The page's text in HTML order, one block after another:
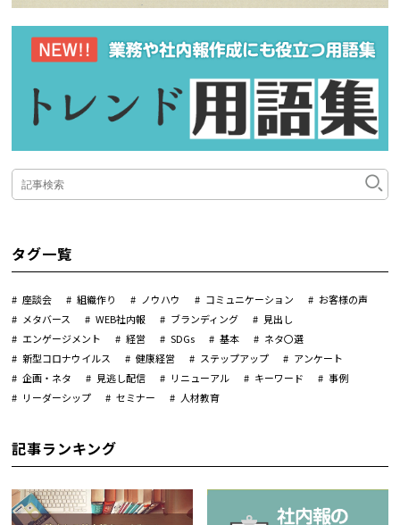
タグ一覧
座談会 組織作り ノウハウ コミュニケーション
お客様の声
メタバース
WEB社内報 ブランディング
見出し
エンゲージメント
経営 SDGs 基本
ネタ〇選
新型コロナウイルス
健康経営 ステップアップ
アンケート
企画・ネタ
見逃し配信 リニューアル キーワード
事例
リーダーシップ
セミナー 人材教育
記事ランキング